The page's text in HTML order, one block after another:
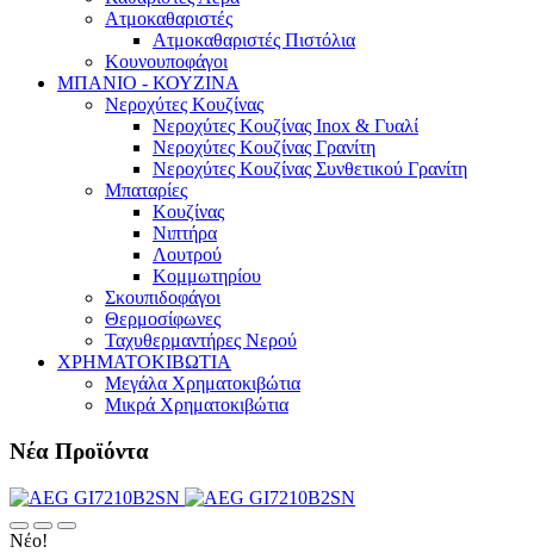
Ατμοκαθαριστές
Ατμοκαθαριστές Πιστόλια
Κουνουποφάγοι
ΜΠΑΝΙΟ - ΚΟΥΖΙΝΑ
Νεροχύτες Κουζίνας
Νεροχύτες Κουζίνας Inox & Γυαλί
Νεροχύτες Κουζίνας Γρανίτη
Νεροχύτες Κουζίνας Συνθετικού Γρανίτη
Μπαταρίες
Κουζίνας
Νιπτήρα
Λουτρού
Κομμωτηρίου
Σκουπιδοφάγοι
Θερμοσίφωνες
Ταχυθερμαντήρες Νερού
ΧΡΗΜΑΤΟΚΙΒΩΤΙΑ
Μεγάλα Χρηματοκιβώτια
Μικρά Χρηματοκιβώτια
Νέα Προϊόντα
Νέο!